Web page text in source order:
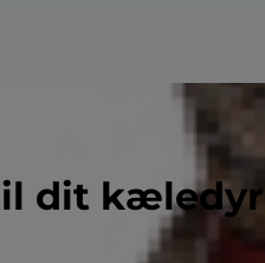
dit kæledyr